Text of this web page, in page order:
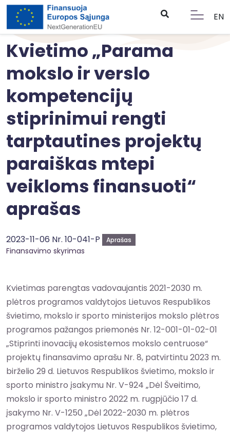
EN
Kvietimo „Parama
mokslo ir verslo
kompetencijų
stiprinimui rengti
tarptautines projektų
paraiškas mtepi
veikloms finansuoti“
aprašas
2023-11-06 Nr. 10-041-P Aprašas
Finansavimo skyrimas
Kvietimas parengtas vadovaujantis 2021-2030 m.
plėtros programos valdytojos Lietuvos Respublikos
švietimo, mokslo ir sporto ministerijos mokslo plėtros
programos pažangos priemonės Nr. 12-001-01-02-01
„Stiprinti inovacijų ekosistemos mokslo centruose“
projektų finansavimo aprašu Nr. 8, patvirtintu 2023 m.
birželio 29 d. Lietuvos Respublikos švietimo, mokslo ir
sporto ministro įsakymu Nr. V-924 „Dėl Šveitimo,
mokslo ir sporto ministro 2022 m. rugpjūčio 17 d.
įsakymo Nr. V-1250 „Dėl 2022-2030 m. plėtros
programos valdytojos Lietuvos Respublikos švietimo,